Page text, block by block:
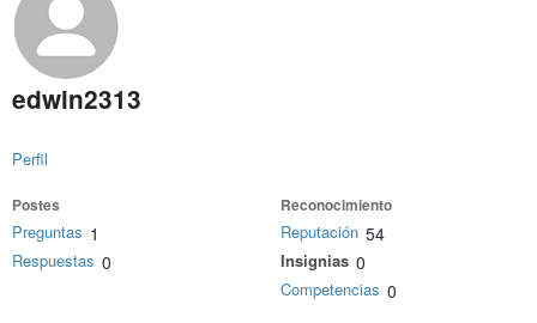
edwin2313
Perfil
Postes
Preguntas 1
Respuestas 0
Reconocimiento
Reputación 54
Insignias 0
Competencias 0